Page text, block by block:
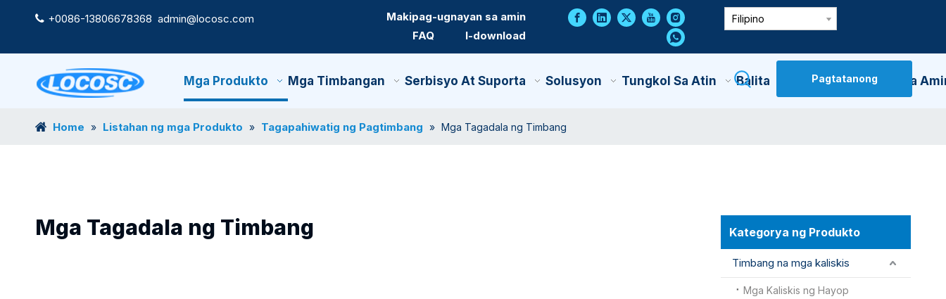
 +0086-13806678368 admin@locosc.com
Makipag-ugnayan sa amin
FAQ
I-download
Filipino
Mga Produkto Mga Timbangan Serbisyo At Suporta Solusyon Tungkol Sa Atin Balita Makipag-Ugnayan Sa
Pagtatanong
Home » Listahan ng mga Produkto » Tagapahiwatig ng Pagtimbang » Mga Tagadala ng Timbang
Mga Tagadala ng Timbang Kategorya ng Produkto
Timbang na mga kaliskis
Mga Kaliskis ng Hayop